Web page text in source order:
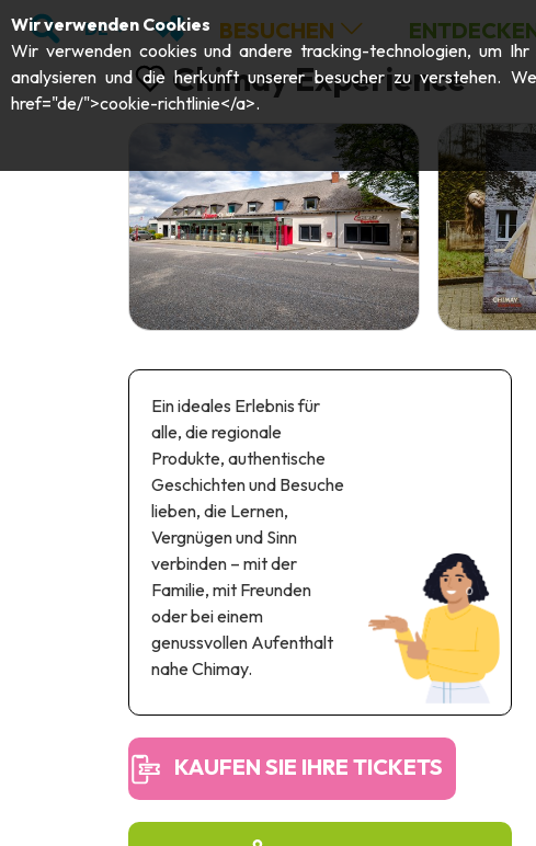
SUCHEN
DE MEINE FAVORITEN
BESUCHEN
Chimay Experience
Ein ideales Erlebnis für
alle, die regionale
Produkte, authentische
Geschichten und Besuche
lieben, die Lernen,
Vergnügen und Sinn
verbinden – mit der
Familie, mit Freunden
oder bei einem
genussvollen Aufenthalt
nahe Chimay.
KAUFEN SIE IHRE TICKETS
Wir verwenden Cookies
Wir verwenden cookies und andere tracking-technologien, um
analysieren und die herkunft unserer besucher zu verstehen.
href="de/">cookie-richtlinie</a>.